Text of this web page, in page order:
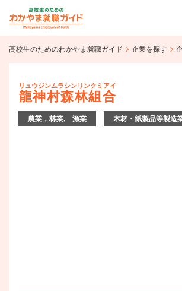
企業を探す
高校生のた
高校生のためのわかやま就職ガイド 企業を探す
龍神村森林組合
リュウジンムラシンリンクミアイ
農業，林業, 漁業 木材・紙製品等製造